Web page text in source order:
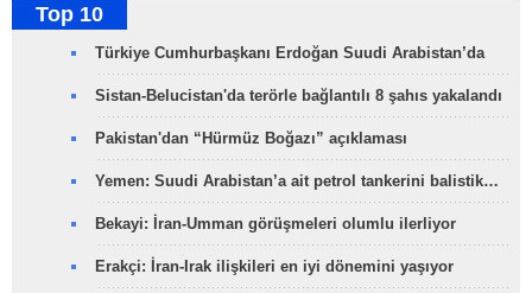
Top 10
Türkiye Cumhurbaşkanı Erdoğan Suudi Arabistan’da
Sistan-Belucistan'da terörle bağlantılı 8 şahıs yakalandı
Pakistan'dan “Hürmüz Boğazı” açıklaması
Yemen: Suudi Arabistan’a ait petrol tankerini balistik…
Bekayi: İran-Umman görüşmeleri olumlu ilerliyor
Erakçi: İran-Irak ilişkileri en iyi dönemini yaşıyor